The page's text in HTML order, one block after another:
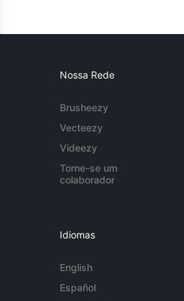
Nossa Rede
Brusheezy
Vecteezy
Videezy
Torne-se um
colaborador
Idiomas
English
Español